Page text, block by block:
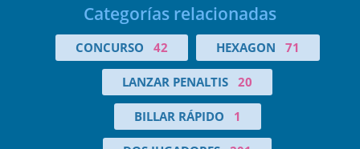
Categorías relacionadas
CONCURSO 42 HEXAGON 71
LANZAR PENALTIS 20
BILLAR RÁPIDO 1